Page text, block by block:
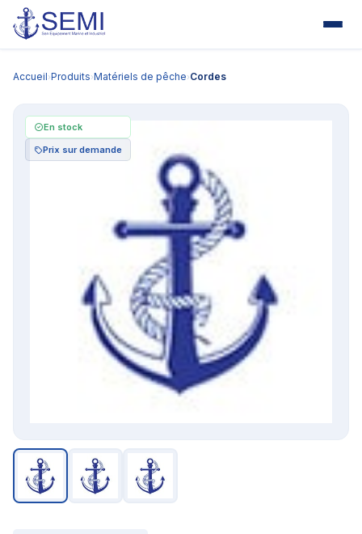
Accueil›Produits›Matériels de pêche›Cordes
En stock
Prix sur demande